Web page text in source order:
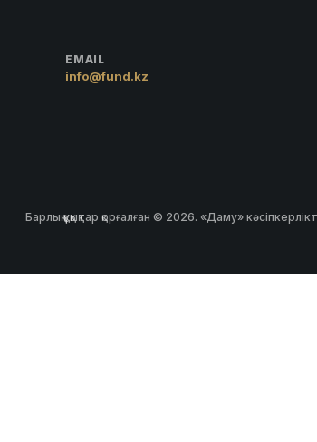
EMAIL
info@fund.kz
Барлық құқықтар қорғалған © 2026. «Даму»